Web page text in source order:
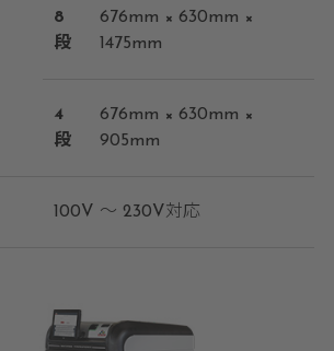
8
段
676mm × 630mm ×
1475mm
4
段
676mm × 630mm ×
905mm
100V ～ 230V対応